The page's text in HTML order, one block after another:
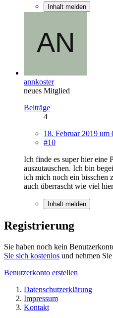
Inhalt melden
annkoster
neues Mitglied
Beiträge
4
18. Februar 2019 um
#10
Ich finde es super hier eine
auszutauschen. Ich bin
ich mich noch ein bisschen
auch überrascht wie viel
Inhalt melden
Registrierung
Sie haben noch kein
Sie sich kostenlos und nehmen
Benutzerkonto erstellen
Datenschutzerklärung
Impressum
Kontakt